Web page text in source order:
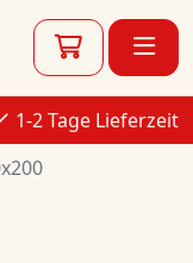
1-2 Tage Lieferzeit